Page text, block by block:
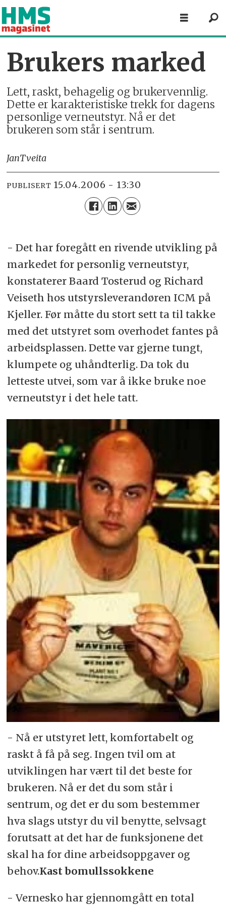
Brukers marked
Lett, raskt, behagelig og brukervennlig.
Dette er karakteristiske trekk for dagens
personlige verneutstyr. Nå er det
brukeren som står i sentrum.
JanTveita
PUBLISERT 15.04.2006 - 13:30
- Det har foregått en rivende utvikling på
markedet for personlig verneutstyr,
konstaterer Baard Tosterud og Richard
Veiseth hos utstyrsleverandøren ICM på
Kjeller. Før måtte du stort sett ta til takke
med det utstyret som overhodet fantes på
arbeidsplassen. Dette var gjerne tungt,
klumpete og uhåndterlig. Da tok du
letteste utvei, som var å ikke bruke noe
verneutstyr i det hele tatt.
- Nå er utstyret lett, komfortabelt og
raskt å få på seg. Ingen tvil om at
utviklingen har vært til det beste for
brukeren. Nå er det du som står i
sentrum, og det er du som bestemmer
hva slags utstyr du vil benytte, selvsagt
forutsatt at det har de funksjonene det
skal ha for dine arbeidsoppgaver og
behov.Kast bomullssokkene
- Vernesko har gjennomgått en total